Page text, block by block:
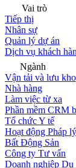
Vai trò
Tiếp thị
Nhân sự
Quản lý dự án
Dịch vụ khách
Ngành
Vận tải và lưu kho
Nhà hàng
Làm việc từ xa
Phần mềm CRM
Tổ chức Y tế
Hoạt động Pháp lý
Bất Động Sản
Công ty Tư vấn
Doanh nghiệp Du